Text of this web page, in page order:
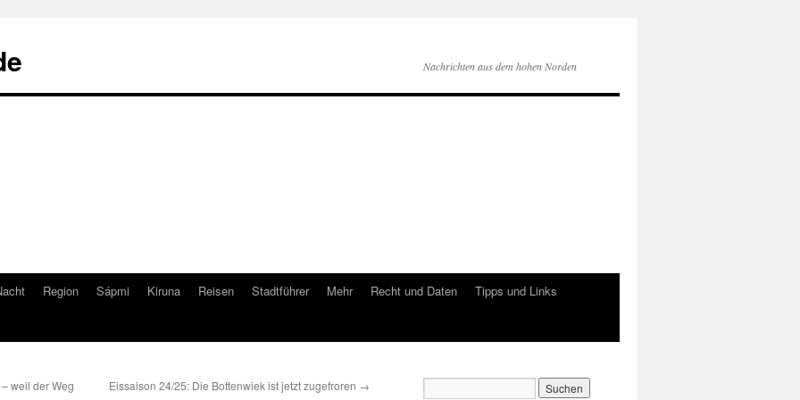
Nachrichten aus dem hohen Norden
Region Sápmi Kiruna Reisen Stadtführer Mehr Recht und Daten
Tipps und Links
weil der Weg
Eissaison 24/25: Die Bottenwiek ist jetzt zugefroren →